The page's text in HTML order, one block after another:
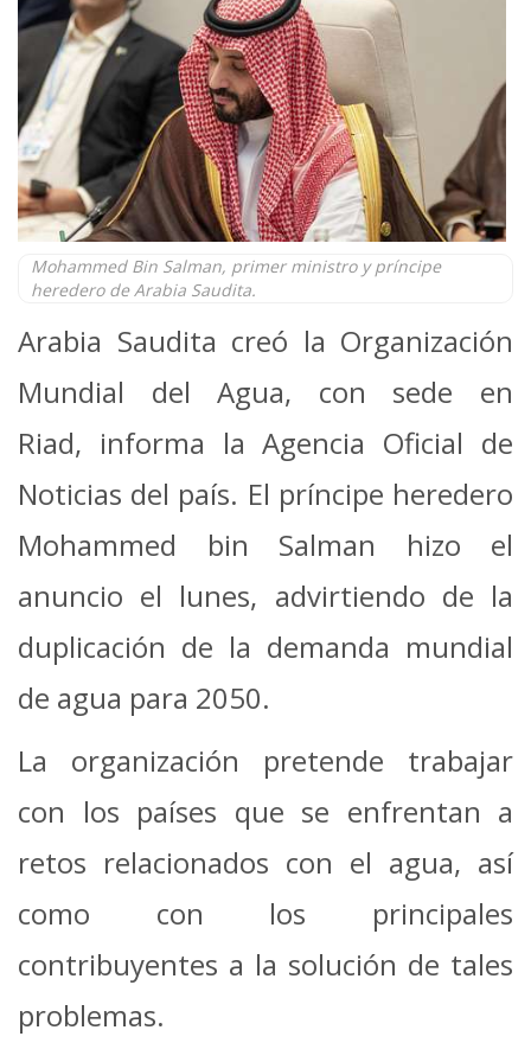
Mohammed Bin Salman, primer ministro y príncipe
heredero de Arabia Saudita.
Arabia Saudita creó la Organización
Mundial del Agua, con sede en
Riad, informa la Agencia Oficial de
Noticias del país. El príncipe heredero
Mohammed bin Salman hizo el
anuncio el lunes, advirtiendo de la
duplicación de la demanda mundial
de agua para 2050.
La organización pretende trabajar
con los países que se enfrentan a
retos relacionados con el agua, así
como con los principales
contribuyentes a la solución de tales
problemas.